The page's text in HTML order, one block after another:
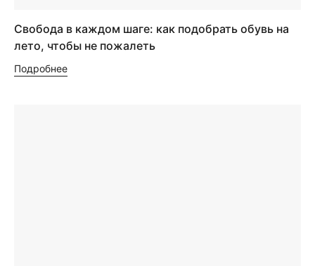
Свобода в каждом шаге: как подобрать обувь на
лето, чтобы не пожалеть
Подробнее